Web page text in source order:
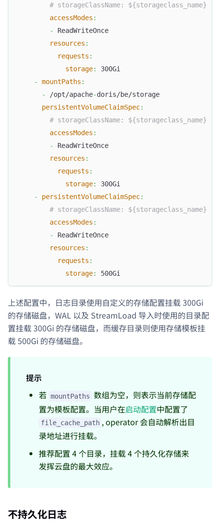
# storageClassName: ${storageclass_name}
accessModes :
-
ReadWriteOnce
resources :
requests :
storage:
300Gi
-
mountPaths :
-
/opt/apache-doris/be/storage
persistentVolumeClaimSpec:
# storageClassName: ${storageclass_name}
accessModes :
-
ReadWriteOnce
resources :
requests :
storage:
300Gi
-
persistentVolumeClaimSpec:
# storageClassName: ${storageclass_name}
accessModes :
-
ReadWriteOnce
resources :
requests :
storage: 500Gi
上述配置中，日志目录使用自定义的存储配置挂载 300Gi
的存储磁盘，WAL 以及 StreamLoad 导入时使用的目录配
置挂载 300Gi 的存储磁盘，而缓存目录则使用存储模板挂
载 500Gi 的存储磁盘。
提示
若 mountPaths 数组为空，则表示当前存储配
置为模板配置。当用户在启动配置中配置了
file_cache_path , operator 会自动解析出目
录地址进行挂载。
推荐配置 4 个目录，挂载 4 个持久化存储来
发挥云盘的最大效应。
不持久化日志